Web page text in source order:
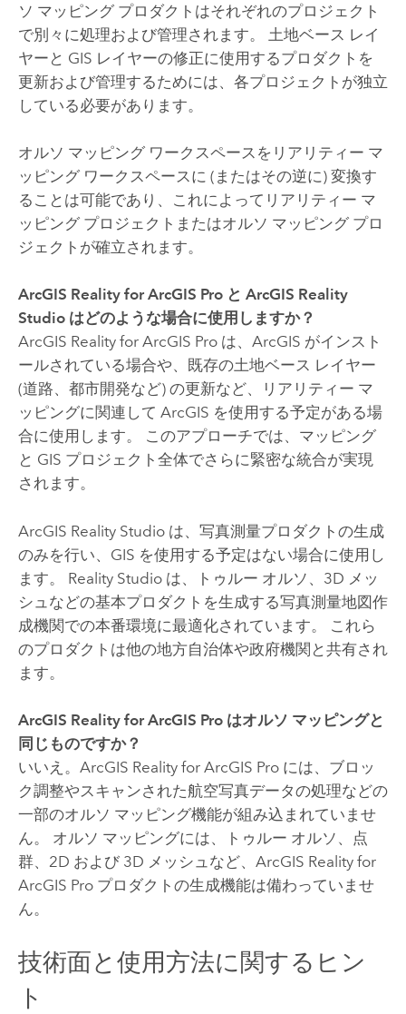
ソ マッピング プロダクトはそれぞれのプロジェクト
で別々に処理および管理されます。 土地ベース レイ
ヤーと GIS レイヤーの修正に使用するプロダクトを
更新および管理するためには、各プロジェクトが独立
している必要があります。
オルソ マッピング ワークスペースをリアリティー マ
ッピング ワークスペースに (またはその逆に) 変換す
ることは可能であり、これによってリアリティー マ
ッピング プロジェクトまたはオルソ マッピング プロ
ジェクトが確立されます。
ArcGIS Reality for ArcGIS Proと ArcGIS Reality
Studioはどのような場合に使用しますか？
ArcGIS Reality for ArcGIS Proは、ArcGIS がインスト
ールされている場合や、既存の土地ベース レイヤー
(道路、都市開発など) の更新など、リアリティー マ
ッピングに関連して ArcGIS を使用する予定がある場
合に使用します。 このアプローチでは、マッピング
と GIS プロジェクト全体でさらに緊密な統合が実現
されます。
ArcGIS Reality Studioは、写真測量プロダクトの生成
のみを行い、GIS を使用する予定はない場合に使用し
ます。 Reality Studioは、トゥルー オルソ、3D メッ
シュなどの基本プロダクトを生成する写真測量地図作
成機関での本番環境に最適化されています。 これら
のプロダクトは他の地方自治体や政府機関と共有され
ます。
ArcGIS Reality for ArcGIS Proはオルソ マッピングと
同じものですか？
いいえ。 ArcGIS Reality for ArcGIS Proには、ブロッ
ク調整やスキャンされた航空写真データの処理などの
一部のオルソ マッピング機能が組み込まれていませ
ん。 オルソ マッピングには、トゥルー オルソ、点
群、2D および 3D メッシュなど、 ArcGIS Reality for
ArcGIS Proプロダクトの生成機能は備わっていませ
ん。
技術面と使用方法に関するヒン
ト